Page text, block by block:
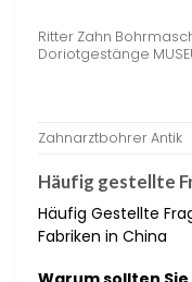
Ritter Zahn
Doriotgestänge
Zahnarztbohrer Antik
Häufig gestellte
Häufig Gestellte
Fabriken in China